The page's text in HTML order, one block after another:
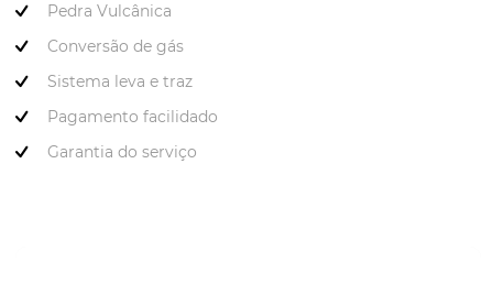
Pedra Vulcânica
Conversão de gás
Sistema leva e traz
Pagamento facilidado
Garantia do serviço